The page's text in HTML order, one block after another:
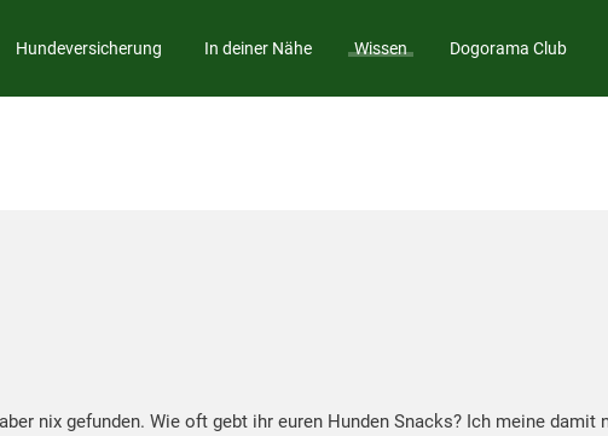
Hundeversicherung In deiner Nähe Wissen Dogorama Club
nix gefunden. Wie oft gebt ihr euren Hunden Snacks? Ich meine